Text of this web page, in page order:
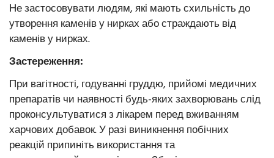
Не застосовувати людям, які мають схильність до
утворення каменів у нирках або страждають від
каменів у нирках.
Застереження:
При вагітності, годуванні груддю, прийомі медичних
препаратів чи наявності будь-яких захворювань слід
проконсультуватися з лікарем перед вживанням
харчових добавок. У разі виникнення побічних
реакцій припиніть використання та